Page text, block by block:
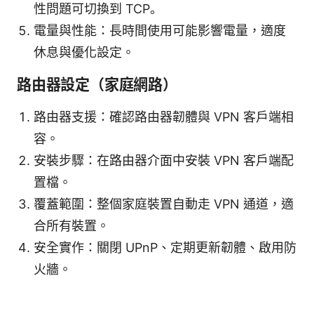
性問題可切換到 TCP。
電量與性能：長時間使用可能影響電量，適度
休息與優化設定。
路由器設定（家庭網路）
路由器支援：確認路由器韌體與 VPN 客戶端相
容。
安裝步驟：在路由器介面中安裝 VPN 客戶端配
置檔。
覆蓋範圍：整個家庭裝置自動走 VPN 通道，適
合所有裝置。
安全實作：關閉 UPnP、定期更新韌體、啟用防
火牆。